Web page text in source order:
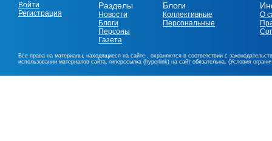
Войти
Регистрация
Разделы
Новости
Блоги
Персоны
Газета
Блоги
Коллективные
Персональные
О
Все права на материалы, находящиеся на сайте , охраняются в соответствии с
использовании материалов сайта, гиперссылка (hyperlink) на сайт обязательна. (Условия